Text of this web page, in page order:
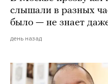
слышали в разных
было — не знает
день назад